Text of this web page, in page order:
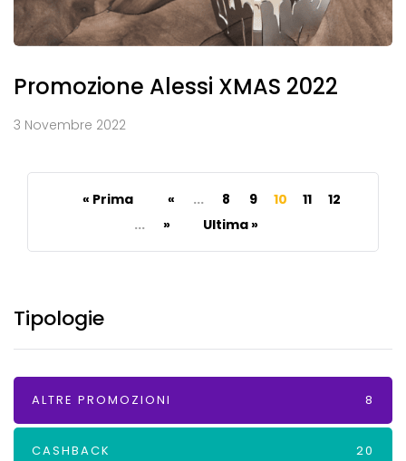
Promozione Alessi XMAS 2022
3 Novembre 2022
« Prima « ... 8 9 10 11
12
...
» Ultima »
Tipologie
ALTRE PROMOZIONI 8
CASHBACK 20